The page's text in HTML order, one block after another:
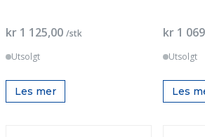
kr 1 125,00 /stk
Utsolgt
Les mer
kr 1
Utsolgt
Les